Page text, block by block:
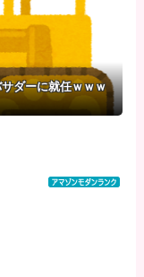
ダーに就任ｗｗｗ